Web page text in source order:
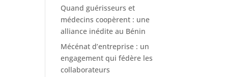
Quand guérisseurs et
médecins coopèrent : une
alliance inédite au Bénin
Mécénat d’entreprise : un
engagement qui fédère les
collaborateurs